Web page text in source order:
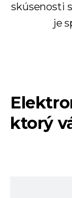
skúsenosti
je
ktorý